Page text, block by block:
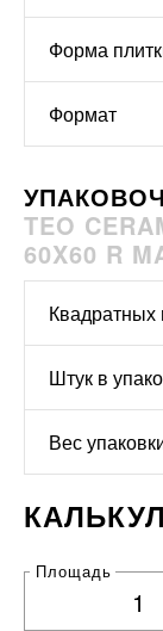
Форма
Формат
TEO
60X60 R
Квадратных
Штук в
Вес
Площадь